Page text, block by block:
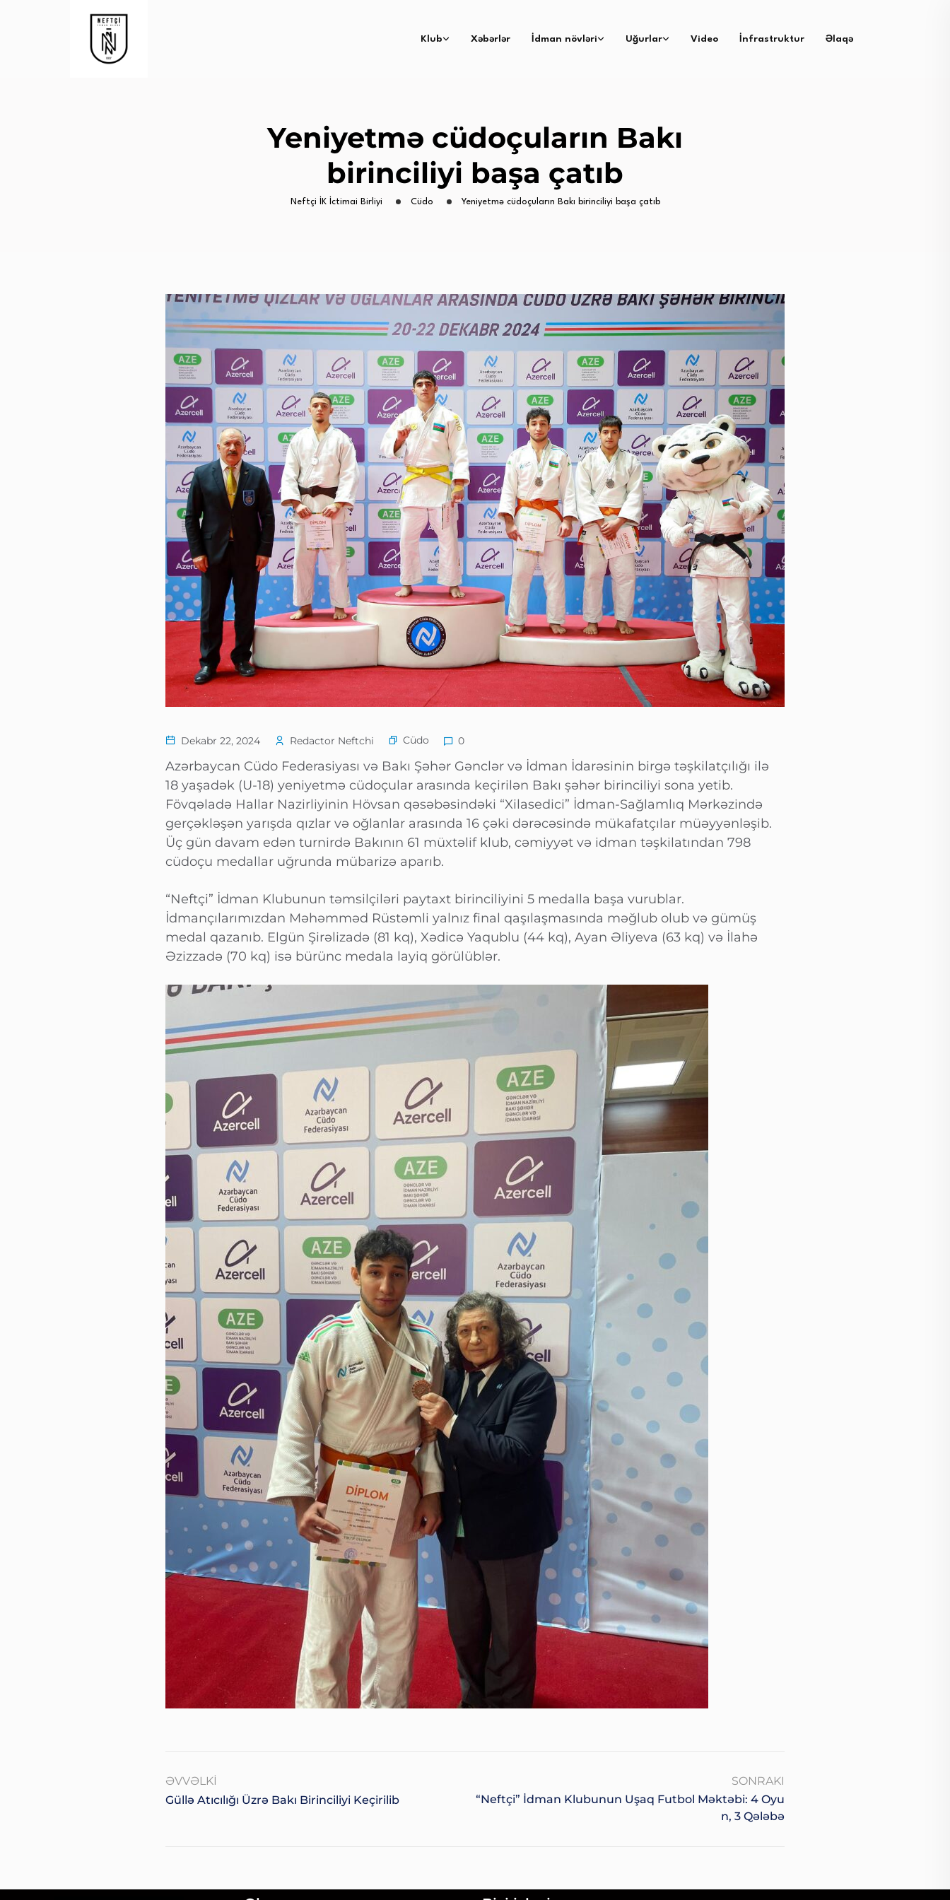
Klub Xəbərlər İdman növləri Uğurlar Video İnfrastruktur Əlaqə
Yeniyetmə cüdoçuların Bakı
birinciliyi başa çatıb
Neftçi İK İctimai Birliyi Cüdo Yeniyetmə cüdoçuların Bakı birinciliyi başa çatıb
Dekabr 22, 2024 Redactor Neftchi Cüdo 0
Azərbaycan Cüdo Federasiyası və Bakı Şəhər Gənclər və İdman İdarəsinin birgə təşkilatçılığı ilə
18 yaşadək (U-18) yeniyetmə cüdoçular arasında keçirilən Bakı şəhər birinciliyi sona yetib.
Fövqəladə Hallar Nazirliyinin Hövsan qəsəbəsindəki “Xilasedici” İdman-Sağlamlıq Mərkəzində
gerçəkləşən yarışda qızlar və oğlanlar arasında 16 çəki dərəcəsində mükafatçılar müəyyənləşib.
Üç gün davam edən turnirdə Bakının 61 müxtəlif klub, cəmiyyət və idman təşkilatından 798
cüdoçu medallar uğrunda mübarizə aparıb.
“Neftçi” İdman Klubunun təmsilçiləri paytaxt birinciliyini 5 medalla başa vurublar.
İdmançılarımızdan Məhəmməd Rüstəmli yalnız final qaşılaşmasında məğlub olub və gümüş
medal qazanıb. Elgün Şirəlizadə (81 kq), Xədicə Yaqublu (44 kq), Ayan Əliyeva (63 kq) və İlahə
Əzizzadə (70 kq) isə bürünc medala layiq görülüblər.
ƏVVƏLKI
Güllə Atıcılığı Üzrə Bakı Birinciliyi Keçirilib
SONRAKI
“Neftçi” İdman Klubunun Uşaq Futbol Məktəbi: 4 Oyu
N, 3 Qələbə